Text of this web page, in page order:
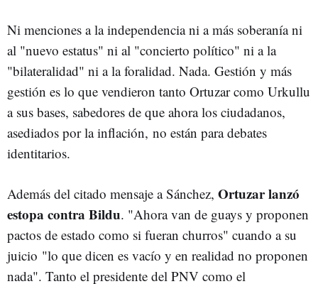
Ni menciones a la independencia ni a más soberanía ni
al "nuevo estatus" ni al "concierto político" ni a la
"bilateralidad" ni a la foralidad. Nada. Gestión y más
gestión es lo que vendieron tanto Ortuzar como Urkullu
a sus bases, sabedores de que ahora los ciudadanos,
asediados por la inflación, no están para debates
identitarios.
Además del citado mensaje a Sánchez, Ortuzar lanzó
estopa contra Bildu. "Ahora van de guays y proponen
pactos de estado como si fueran churros" cuando a su
juicio "lo que dicen es vacío y en realidad no proponen
nada". Tanto el presidente del PNV como el